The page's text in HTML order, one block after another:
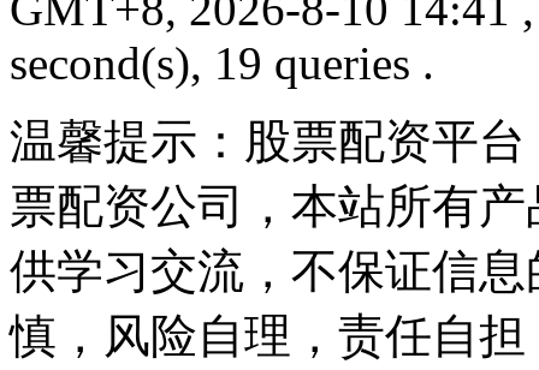
second(s), 19 queries .
温馨提示：股票配资平
票配资公司，本站所有
供学习交流，不保证信
慎，风险自理，责任自